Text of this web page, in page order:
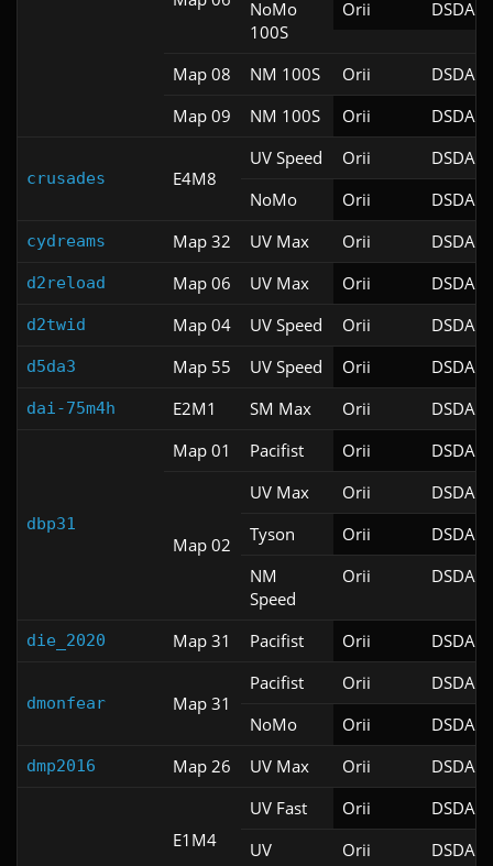
NoMo
100S
Orii DSDA-
Map 08 NM 100S Orii
DSDA-
Map 09
NM 100S Orii DSDA-
crusades E4M8
UV Speed Orii
DSDA-
NoMo
Orii DSDA-
cydreams Map 32 UV Max Orii DSDA-
d2reload Map 06 UV Max Orii DSDA-
d2twid Map 04 UV Speed Orii DSDA-
d5da3 Map 55 UV Speed Orii DSDA-
dai-75m4h E2M1 SM Max Orii DSDA-
dbp31
Map 01 Pacifist Orii DSDA-
Map 02
UV Max Orii
DSDA-
Tyson
Orii
DSDA-
NM
Speed
Orii DSDA-
die_2020 Map 31 Pacifist Orii DSDA-
dmonfear Map 31
Pacifist Orii
DSDA-
NoMo
Orii DSDA-
dmp2016 Map 26 UV Max Orii DSDA-
E1M4
UV Fast Orii
DSDA-
UV
Orii DSDA-